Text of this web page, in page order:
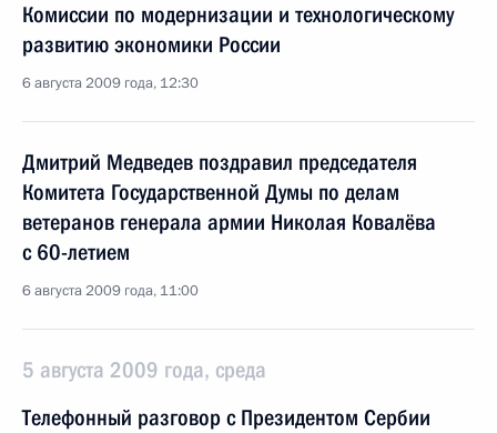
Комиссии по модернизации и технологическому
развитию экономики России
6 августа 2009 года, 12:30
Дмитрий Медведев поздравил председателя
Комитета Государственной Думы по делам
ветеранов генерала армии Николая Ковалёва
с 60-летием
6 августа 2009 года, 11:00
5 августа 2009 года, среда
Телефонный разговор с Президентом Сербии